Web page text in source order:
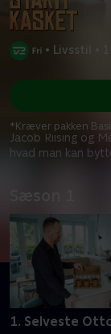
• Livsstil
Jacob Riising og
hvad man kan
*Kræver pakken
1. Selveste